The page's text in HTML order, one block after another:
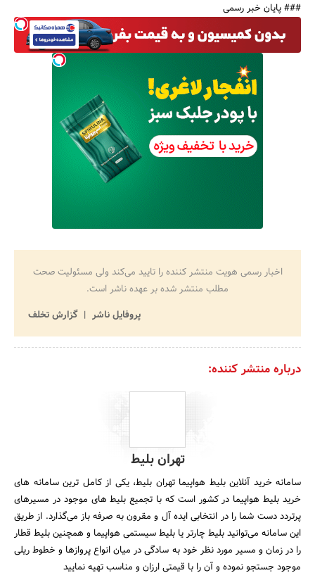
### پایان خبر رسمی
اخبار رسمی هویت منتشر کننده را تایید می‌کند ولی مسئولیت صحت
مطلب منتشر شده بر عهده ناشر است.
پروفایل ناشر
گزارش تخلف
درباره منتشر کننده:
تهران بلیط
سامانه خرید آنلاین بلیط هواپیما تهران بلیط، یکی از کامل ترین سامانه های
خرید بلیط هواپیما در کشور است که با تجمیع بلیط های موجود در مسیرهای
پرتردد دست شما را در انتخابی ایده آل و مقرون به صرفه باز می‌گذارد. از طریق
این سامانه می‌توانید بلیط چارتر یا بلیط سیستمی هواپیما و همچنین بلیط قطار
را در زمان و مسیر مورد نظر خود به سادگی در میان انواع پروازها و خطوط ریلی
موجود جستجو نموده و آن را با قیمتی ارزان و مناسب تهیه نمایید